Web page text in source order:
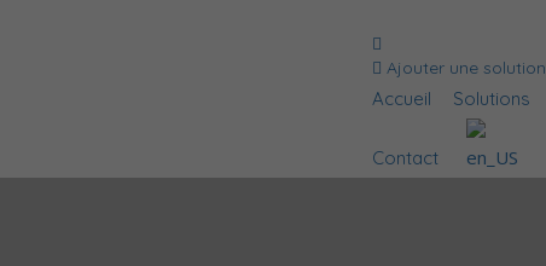
Ajouter une solution
Accueil Solutions
Contact